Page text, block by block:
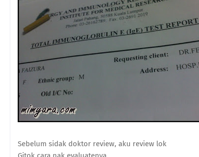
Sebelum sidak doktor review, aku review lok